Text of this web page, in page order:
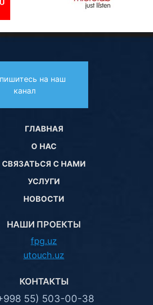
ПК
на наш
канал
ГЛАВНАЯ
О НАС
СВЯЗАТЬСЯ С НАМИ
УСЛУГИ
НОВОСТИ
НАШИ ПРОЕКТЫ
fpg.uz
utouch.uz
КОНТАКТЫ
55) 503-00-38